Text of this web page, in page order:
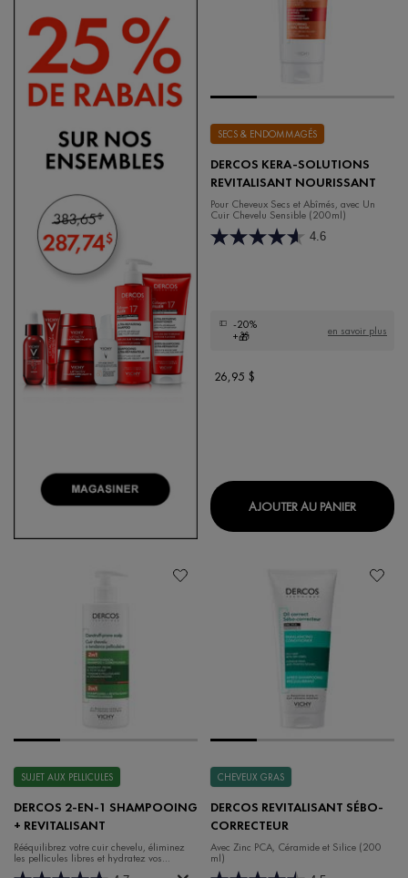
SECS & ENDOMMAGÉS
DERCOS KERA-SOLUTIONS
REVITALISANT NOURISSANT
Pour Cheveux Secs et Abîmés, avec Un
Cuir Chevelu Sensible (200ml)
4.6
-20%
+🎁
en savoir plus
26,95 $
AJOUTER AU PANIER
SUJET AUX PELLICULES
DERCOS 2-EN-1 SHAMPOOING
+ REVITALISANT
Rééquilibrez votre cuir chevelu, éliminez
les pellicules libres et hydratez vos
cheveux.
CHEVEUX GRAS
DERCOS REVITALISANT SÉBO-
CORRECTEUR
Avec Zinc PCA, Céramide et Silice (200
ml)